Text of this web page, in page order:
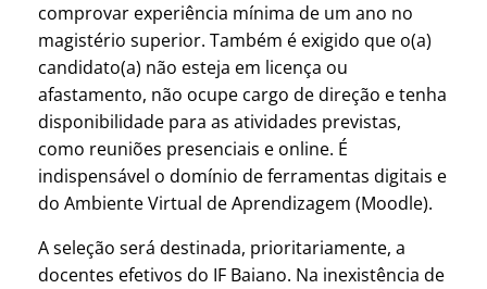
comprovar experiência mínima de um ano no
magistério superior. Também é exigido que o(a)
candidato(a) não esteja em licença ou
afastamento, não ocupe cargo de direção e tenha
disponibilidade para as atividades previstas,
como reuniões presenciais e online. É
indispensável o domínio de ferramentas digitais e
do Ambiente Virtual de Aprendizagem (Moodle).
A seleção será destinada, prioritariamente, a
docentes efetivos do IF Baiano. Na inexistência de